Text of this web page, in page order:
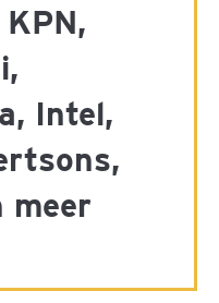
Intel,
meer